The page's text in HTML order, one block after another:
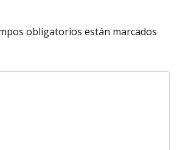
obligatorios están marcados